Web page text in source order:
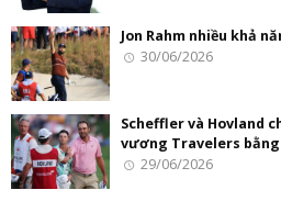
Jon Rahm nhiều khả
30/06/2026
Scheffler và Hovland
vương Travelers
29/06/2026